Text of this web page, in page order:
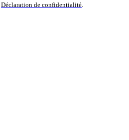
Déclaration de confidentialité